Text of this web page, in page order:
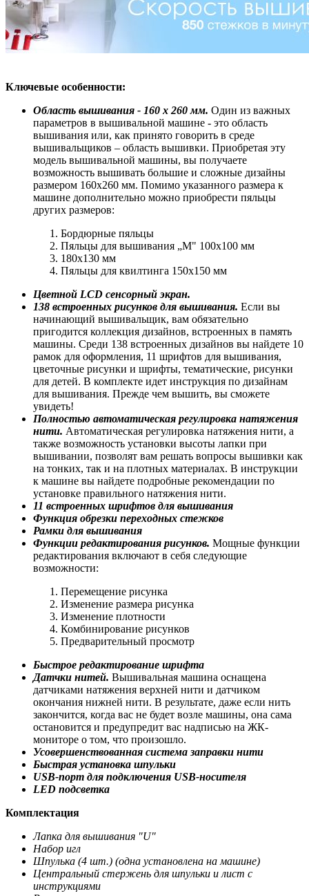
Ключевые особенности:
Область вышивания - 160 x 260 мм. Один из важных
параметров в вышивальной машине - это область
вышивания или, как принято говорить в среде
вышивальщиков – область вышивки. Приобретая эту
модель вышивальной машины, вы получаете
возможность вышивать большие и сложные дизайны
размером 160х260 мм. Помимо указанного размера к
машине дополнительно можно приобрести пяльцы
других размеров:
Бордюрные пяльцы
Пяльцы для вышивания „M" 100x100 мм
180x130 мм
Пяльцы для квилтинга 150x150 мм
Цветной LCD сенсорный экран.
138 встроенных рисунков для вышивания. Если вы
начинающий вышивальщик, вам обязательно
пригодится коллекция дизайнов, встроенных в память
машины. Среди 138 встроенных дизайнов вы найдете 10
рамок для оформления, 11 шрифтов для вышивания,
цветочные рисунки и шрифты, тематические, рисунки
для детей. В комплекте идет инструкция по дизайнам
для вышивания. Прежде чем вышить, вы сможете
увидеть!
Полностью автоматическая регулировка натяжения
нити. Автоматическая регулировка натяжения нити, а
также возможность установки высоты лапки при
вышивании, позволят вам решать вопросы вышивки как
на тонких, так и на плотных материалах. В инструкции
к машине вы найдете подробные рекомендации по
установке правильного натяжения нити.
11 встроенных шрифтов для вышивания
Функция обрезки переходных стежков
Рамки для вышивания
Функции редактирования рисунков. Мощные функции
редактирования включают в себя следующие
возможности:
Перемещение рисунка
Изменение размера рисунка
Изменение плотности
Комбинирование рисунков
Предварительный просмотр
Быстрое редактирование шрифта
Датчки нитей. Вышивальная машина оснащена
датчиками натяжения верхней нити и датчиком
окончания нижней нити. В результате, даже если нить
закончится, когда вас не будет возле машины, она сама
остановится и предупредит вас надписью на ЖК-
мониторе о том, что произошло.
Усовершенствованная система заправки нити
Быстрая установка шпульки
USB-порт для подключения USB-носителя
LED подсветка
Комплектация
Лапка для вышивания "U"
Набор игл
Шпулька (4 шт.) (одна установлена на машине)
Центральный стержень для шпульки и лист с
инструкциями